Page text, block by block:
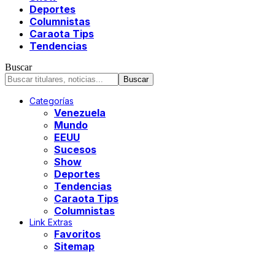
Deportes
Columnistas
Caraota Tips
Tendencias
Buscar
Categorías
Venezuela
Mundo
EEUU
Sucesos
Show
Deportes
Tendencias
Caraota Tips
Columnistas
Link Extras
Favoritos
Sitemap